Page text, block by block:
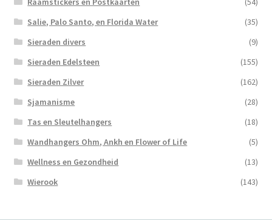
Salie, Palo Santo, en Florida Water
(35)
Sieraden divers
(9)
Sieraden Edelsteen
(155)
Sieraden Zilver
(162)
Sjamanisme
(28)
Tas en Sleutelhangers
(18)
Wandhangers Ohm, Ankh en Flower of Life
(5)
Wellness en Gezondheid
(13)
Wierook
(143)